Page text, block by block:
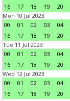
16
17 18 19 20
Mon 10 Jul 2023
00
01 02 03 04
16
17 18 19 20
Tue 11 Jul 2023
00
01 02 03 04
16
17 18 19 20
Wed 12 Jul 2023
00
01 02 03 04
16
17 18 19 20